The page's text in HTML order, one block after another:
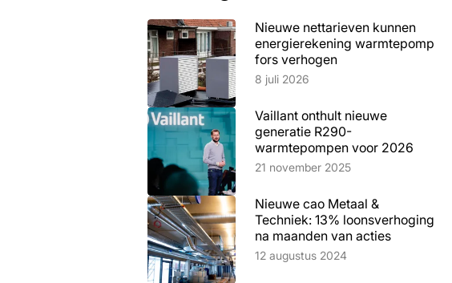
Nieuwe nettarieven kunnen
energierekening warmtepomp
fors verhogen
Lees artikel
8 juli 2026
Vaillant onthult nieuwe
generatie R290-
warmtepompen voor 2026
Lees artikel
21 november 2025
Nieuwe cao Metaal &
Techniek: 13% loonsverhoging
na maanden van acties
Lees artikel
12 augustus 2024